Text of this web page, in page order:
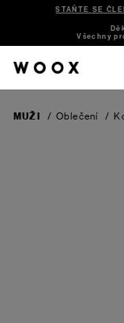
STAŇTE SE
Všechny
MUŽI / Oblečení /